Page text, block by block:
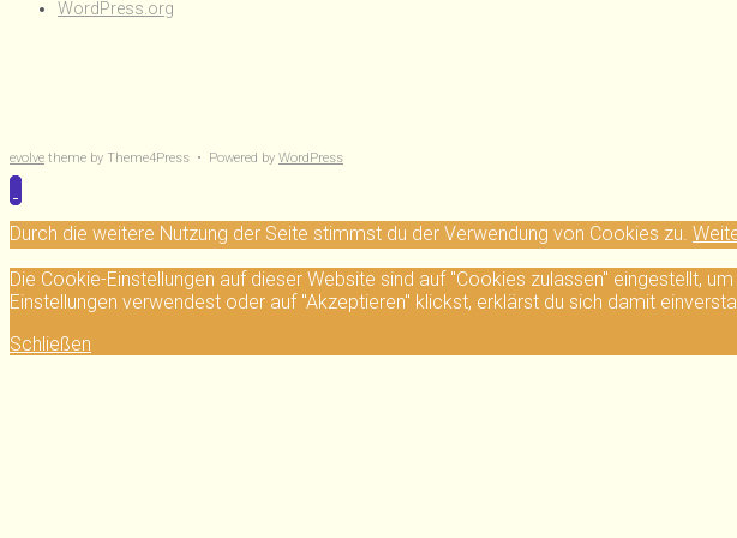
WordPress.org
evolve theme by Theme4Press • Powered by WordPress
Durch die weitere Nutzung der Seite stimmst du der Verwendung von Cookies zu.
Die Cookie-Einstellungen auf dieser Website sind auf "Cookies zulassen" eingestellt,
Einstellungen verwendest oder auf "Akzeptieren" klickst, erklärst du sich damit
Schließen